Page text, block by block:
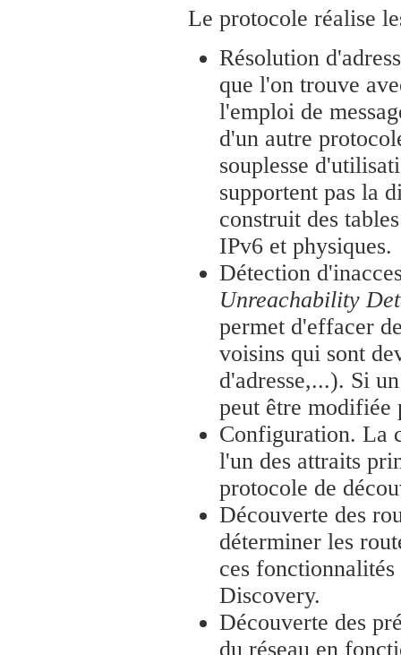
Le protocole réalise
Résolution
que l'on trouve
l'emploi de
d'un autre
souplesse
supportent pas la
construit des
IPv6 et physiques.
Détection
Unreachability
permet d'effacer
voisins qui sont
d'adresse,...). Si
peut être modifiée
Configuration. La
l'un des attraits
protocole de
Découverte des
déterminer les
ces
Discovery.
Découverte des
du réseau en